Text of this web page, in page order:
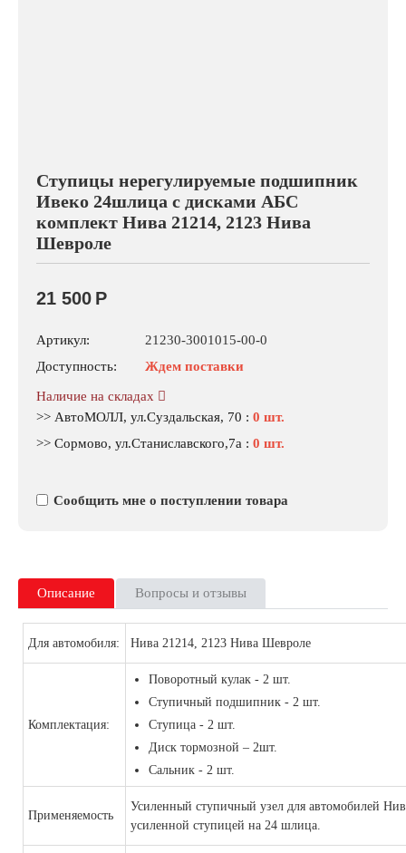
Ступицы нерегулируемые подшипник
Ивеко 24шлица с дисками АБС
комплект Нива 21214, 2123 Нива
Шевроле
21 500 Р
Артикул:
21230-3001015-00-0
Доступность:
Ждем поставки
Наличие на складах
>> АвтоМОЛЛ, ул.Суздальская, 70 : 0 шт.
>> Сормово, ул.Станиславского,7а : 0 шт.
Сообщить мне о поступлении товара
Описание Вопросы и отзывы
Для автомобиля: Нива 21214, 2123 Нива Шевроле
Комплектация:
Поворотный кулак - 2 шт.
Ступичный подшипник - 2 шт.
Ступица - 2 шт.
Диск тормозной – 2шт.
Сальник - 2 шт.
Применяемость
Усиленный ступичный узел для автомобилей
усиленной ступицей на 24 шлица.